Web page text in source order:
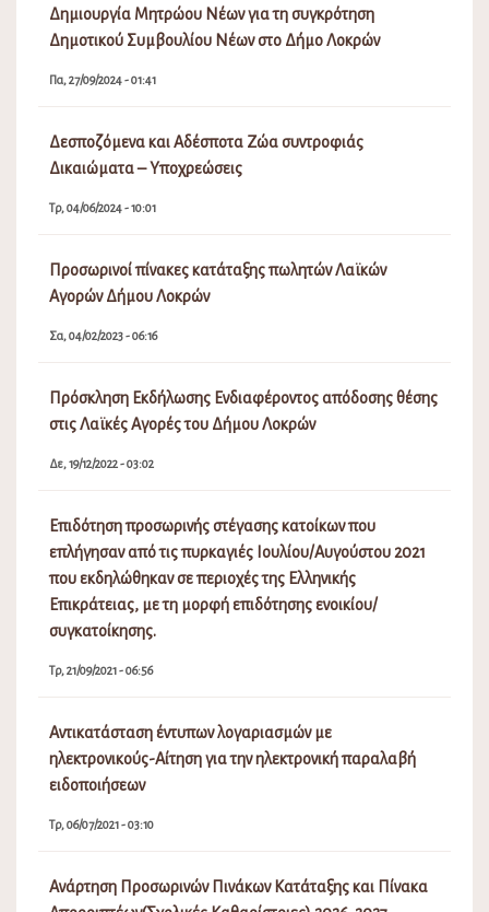
Δημιουργία Μητρώου Νέων για τη συγκρότηση
Δημοτικού Συμβουλίου Νέων στο Δήμο Λοκρών
Πα, 27/09/2024 - 01:41
Δεσποζόμενα και Αδέσποτα Ζώα συντροφιάς
Δικαιώματα – Υποχρεώσεις
Τρ, 04/06/2024 - 10:01
Προσωρινοί πίνακες κατάταξης πωλητών Λαϊκών
Αγορών Δήμου Λοκρών
Σα, 04/02/2023 - 06:16
Πρόσκληση Εκδήλωσης Ενδιαφέροντος απόδοσης θέσης
στις Λαϊκές Αγορές του Δήμου Λοκρών
Δε, 19/12/2022 - 03:02
Επιδότηση προσωρινής στέγασης κατοίκων που
επλήγησαν από τις πυρκαγιές Ιουλίου/Αυγούστου 2021
που εκδηλώθηκαν σε περιοχές της Ελληνικής
Επικράτειας, με τη μορφή επιδότησης ενοικίου/
συγκατοίκησης.
Τρ, 21/09/2021 - 06:56
Αντικατάσταση έντυπων λογαριασμών με
ηλεκτρονικούς-Αίτηση για την ηλεκτρονική παραλαβή
ειδοποιήσεων
Τρ, 06/07/2021 - 03:10
Ανάρτηση Προσωρινών Πινάκων Κατάταξης και Πίνακα